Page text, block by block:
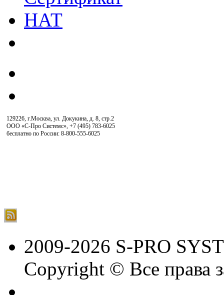
129226, г.Москва, ул. Докукина, д. 8, стр.2
ООО «С-Про Системс» +7 (495) 783-6025
бесплатно по России: 8-800-555-6025
2009-2026 S-PRO
Copyright © Все права